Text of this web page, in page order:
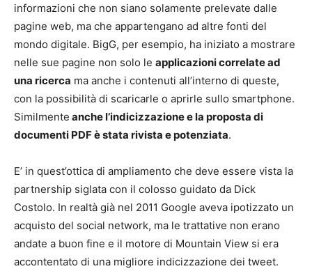
informazioni che non siano solamente prelevate dalle
pagine web, ma che appartengano ad altre fonti del
mondo digitale. BigG, per esempio, ha iniziato a mostrare
nelle sue pagine non solo le applicazioni correlate ad
una ricerca ma anche i contenuti all’interno di queste,
con la possibilità di scaricarle o aprirle sullo smartphone.
Similmente anche l’indicizzazione e la proposta di
documenti PDF è stata rivista e potenziata.
E’ in quest’ottica di ampliamento che deve essere vista la
partnership siglata con il colosso guidato da Dick
Costolo. In realtà già nel 2011 Google aveva ipotizzato un
acquisto del social network, ma le trattative non erano
andate a buon fine e il motore di Mountain View si era
accontentato di una migliore indicizzazione dei tweet.